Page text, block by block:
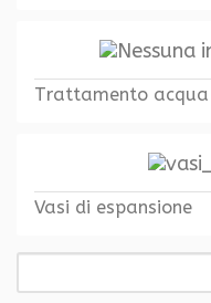
Trattamento acqua
Vasi di espansione